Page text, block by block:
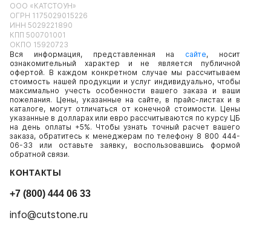
ООО «КАТСТОУН»
ОГРН 1175029015226
ИНН 5029221890
КПП 500701001
ОКПО 15920723
Вся информация, представленная на сайте, носит
ознакомительный характер и не является публичной
офертой. В каждом конкретном случае мы рассчитываем
стоимость нашей продукции и услуг индивидуально, чтобы
максимально учесть особенности вашего заказа и ваши
пожелания. Цены, указанные на сайте, в прайс-листах и в
каталоге, могут отличаться от конечной стоимости. Цены
указанные в долларах или евро рассчитываются по курсу ЦБ
на день оплаты +5%. Чтобы узнать точный расчет вашего
заказа, обратитесь к менеджерам по телефону 8 800 444-
06-33 или оставьте заявку, воспользовавшись формой
обратной связи.
КОНТАКТЫ
+7 (800) 444 06 33
info@cutstone.ru